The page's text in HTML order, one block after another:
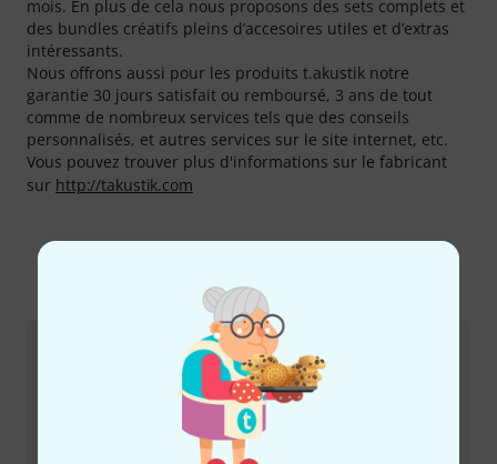
mois. En plus de cela nous proposons des sets complets et
des bundles créatifs pleins d’accesoires utiles et d’extras
intéressants.
Nous offrons aussi pour les produits t.akustik notre
garantie 30 jours satisfait ou remboursé, 3 ans de tout
comme de nombreux services tels que des conseils
personnalisés, et autres services sur le site internet, etc.
Vous pouvez trouver plus d'informations sur le fabricant
sur http://takustik.com